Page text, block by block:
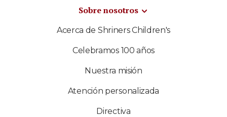
Sobre nosotros
Acerca de Shriners Children's
Celebramos 100 años
Nuestra misión
Atención personalizada
Directiva